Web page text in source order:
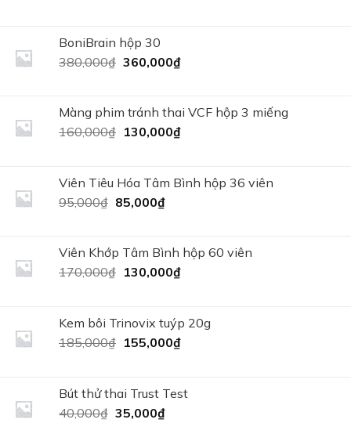
515,000₫.
380,000₫.
BoniBrain hộp 30
380,000₫ Giá
380,000₫.
360,000₫Giá
là:
360,000₫.
Màng phim tránh thai VCF hộp 3 miếng
160,000₫ Giá
160,000₫.
130,000₫Giá
là:
Viên Tiêu Hóa Tâm Bình hộp 36 viên
95,000₫ Giá
95,000₫.
85,000₫Giá
là:
85,000₫.
Viên Khớp Tâm Bình hộp 60 viên
170,000₫ Giá
170,000₫.
130,000₫Giá
là:
130,000₫.
Kem bôi Trinovix tuýp 20g
185,000₫ Giá
185,000₫.
155,000₫Giá
là:
Bút thử thai Trust Test
40,000₫ Giá
35,000₫Giá